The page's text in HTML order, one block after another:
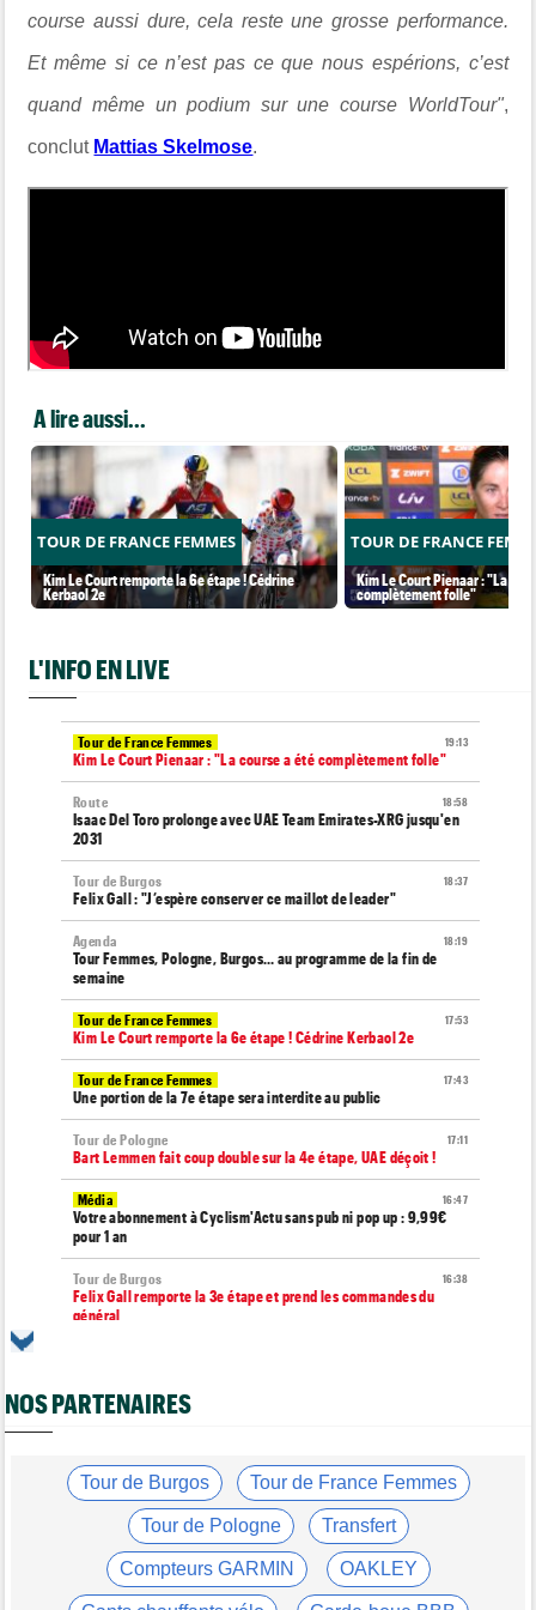
course aussi dure, cela reste une grosse performance.
Et même si ce n’est pas ce que nous espérions, c’est
quand même un podium sur une course WorldTour",
conclut Mattias Skelmose.
A lire aussi...
TOUR DE FRANCE FEMMES
Kim Le Court remporte la 6e étape ! Cédrine
Kerbaol 2e
TOUR DE FRANCE
Kim Le Court Pienaar : "La
complètement folle"
L'INFO EN LIVE
19:13
Tour de France Femmes
Kim Le Court Pienaar : "La course a été complètement folle"
18:58
Route
Isaac Del Toro prolonge avec UAE Team Emirates-XRG jusqu'en
2031
18:37
Tour de Burgos
Felix Gall : "J’espère conserver ce maillot de leader"
18:19
Agenda
Tour Femmes, Pologne, Burgos… au programme de la fin de
semaine
17:53
Tour de France Femmes
Kim Le Court remporte la 6e étape ! Cédrine Kerbaol 2e
17:43
Tour de France Femmes
Une portion de la 7e étape sera interdite au public
17:11
Tour de Pologne
Bart Lemmen fait coup double sur la 4e étape, UAE déçoit !
16:47
Média
Votre abonnement à Cyclism'Actu sans pub ni pop up : 9,99€
pour 1 an
16:38
Tour de Burgos
Felix Gall remporte la 3e étape et prend les commandes du
général
Média
15:37
Route
Un Allemand de la Visma victime d'une fracture pour la 2e fois
en 2 mois !
Blessé, le Belge Toon Aerts, a mis un terme à sa saison 2026
NOS PARTENAIRES
Tour de Burgos Tour de France Femmes
Tour de Pologne Transfert
Compteurs GARMIN OAKLEY